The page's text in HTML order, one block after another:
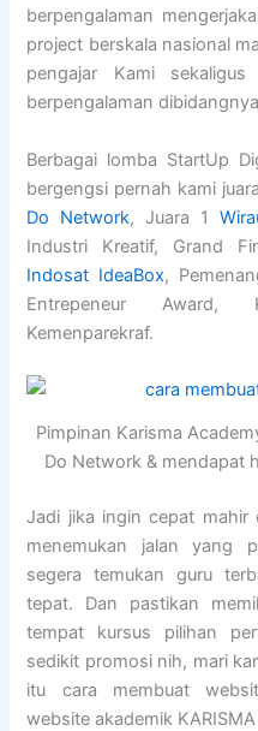
berpengalaman
project berskala nasional
pengajar Kami
berpengalaman
Berbagai lomba StartUp
bergengsi pernah kami
Do Network, Juara 1
Industri Kreatif, Grand
Indosat IdeaBox,
Entrepeneur Award,
Kemenparekraf.
Pimpinan Karisma
Do Network & mendapat
Jadi jika ingin cepat mahir
menemukan jalan yang
segera temukan guru
tepat. Dan pastikan
tempat kursus pilihan
sedikit promosi nih, mari
itu cara membuat
website akademik